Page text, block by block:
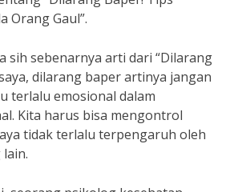
Orang Gaul”.
sih sebenarnya arti dari “Dilarang
dilarang baper artinya jangan
terlalu emosional dalam
Kita harus bisa mengontrol
tidak terlalu terpengaruh oleh